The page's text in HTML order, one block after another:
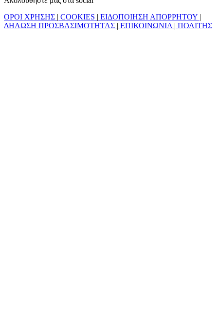
ΟΡΟΙ ΧΡΗΣΗΣ | COOKIES | ΕΙΔΟΠΟΙΗΣΗ ΑΠΟΡΡΗΤΟΥ |
ΔΗΛΩΣΗ ΠΡΟΣΒΑΣΙΜΟΤΗΤΑΣ | ΕΠΙΚΟΙΝΩΝΙΑ | ΠΟΛΙΤΗΣ